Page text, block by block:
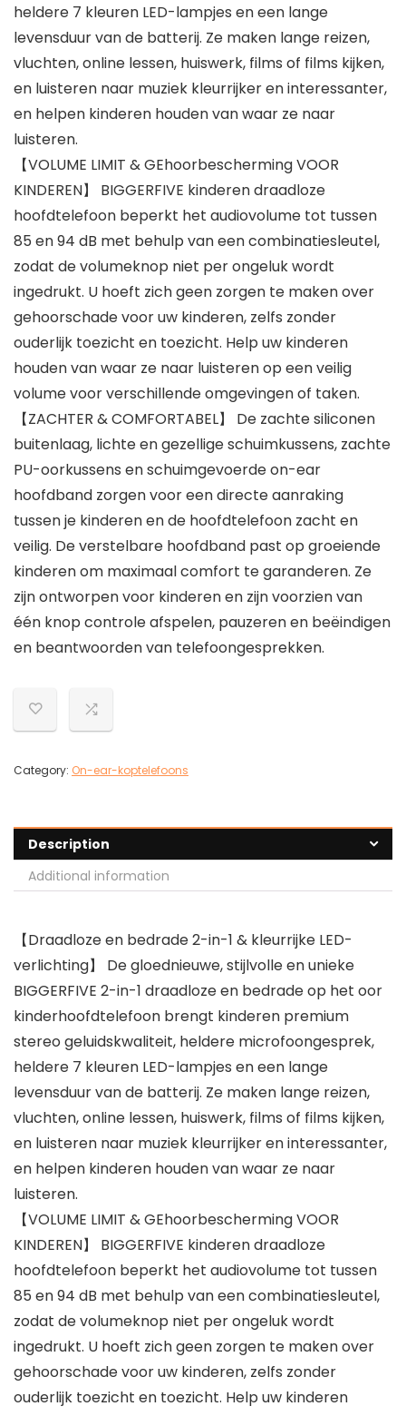
heldere 7 kleuren LED-lampjes en een lange
levensduur van de batterij. Ze maken lange reizen,
vluchten, online lessen, huiswerk, films of films kijken,
en luisteren naar muziek kleurrijker en interessanter,
en helpen kinderen houden van waar ze naar
luisteren.
【VOLUME LIMIT & GEhoorbescherming VOOR
KINDEREN】 BIGGERFIVE kinderen draadloze
hoofdtelefoon beperkt het audiovolume tot tussen
85 en 94 dB met behulp van een combinatiesleutel,
zodat de volumeknop niet per ongeluk wordt
ingedrukt. U hoeft zich geen zorgen te maken over
gehoorschade voor uw kinderen, zelfs zonder
ouderlijk toezicht en toezicht. Help uw kinderen
houden van waar ze naar luisteren op een veilig
volume voor verschillende omgevingen of taken.
【ZACHTER & COMFORTABEL】 De zachte siliconen
buitenlaag, lichte en gezellige schuimkussens, zachte
PU-oorkussens en schuimgevoerde on-ear
hoofdband zorgen voor een directe aanraking
tussen je kinderen en de hoofdtelefoon zacht en
veilig. De verstelbare hoofdband past op groeiende
kinderen om maximaal comfort te garanderen. Ze
zijn ontworpen voor kinderen en zijn voorzien van
één knop controle afspelen, pauzeren en beëindigen
en beantwoorden van telefoongesprekken.
Category: On-ear-koptelefoons
Description
Additional information
【Draadloze en bedrade 2-in-1 & kleurrijke LED-
verlichting】 De gloednieuwe, stijlvolle en unieke
BIGGERFIVE 2-in-1 draadloze en bedrade op het oor
kinderhoofdtelefoon brengt kinderen premium
stereo geluidskwaliteit, heldere microfoongesprek,
heldere 7 kleuren LED-lampjes en een lange
levensduur van de batterij. Ze maken lange reizen,
vluchten, online lessen, huiswerk, films of films kijken,
en luisteren naar muziek kleurrijker en interessanter,
en helpen kinderen houden van waar ze naar
luisteren.
【VOLUME LIMIT & GEhoorbescherming VOOR
KINDEREN】 BIGGERFIVE kinderen draadloze
hoofdtelefoon beperkt het audiovolume tot tussen
85 en 94 dB met behulp van een combinatiesleutel,
zodat de volumeknop niet per ongeluk wordt
ingedrukt. U hoeft zich geen zorgen te maken over
gehoorschade voor uw kinderen, zelfs zonder
ouderlijk toezicht en toezicht. Help uw kinderen